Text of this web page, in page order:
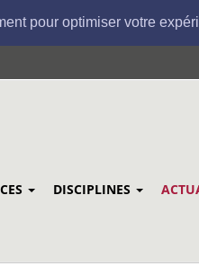
pour optimiser votre
DISCIPLINES